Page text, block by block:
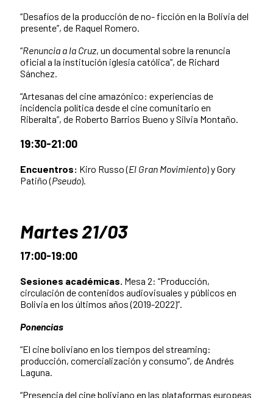
“Desafíos de la producción de no- ficción en la Bolivia del
presente”, de Raquel Romero.
“Renuncia a la Cruz, un documental sobre la renuncia
oficial a la institución iglesia católica”, de Richard
Sánchez.
“Artesanas del cine amazónico: experiencias de
incidencia política desde el cine comunitario en
Riberalta”, de Roberto Barrios Bueno y Silvia Montaño.
19:30-21:00
Encuentros: Kiro Russo (El Gran Movimiento) y Gory
Patiño (Pseudo).
Martes 21/03
17:00-19:00
Sesiones académicas. Mesa 2: “Producción,
circulación de contenidos audiovisuales y públicos en
Bolivia en los últimos años (2019-2022)”.
Ponencias
“El cine boliviano en los tiempos del streaming:
producción, comercialización y consumo”, de Andrés
Laguna.
“Presencia del cine boliviano en las plataformas europeas